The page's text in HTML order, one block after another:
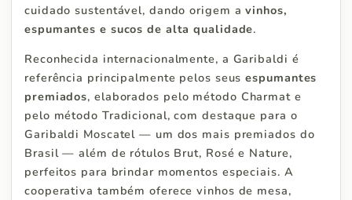
cuidado sustentável, dando origem avinhos,
espumantes e sucos de alta qualidade.
Reconhecida internacionalmente, a Garibaldi é
referência principalmente pelos seusespumantes
premiados, elaborados pelo método Charmat e
pelo método Tradicional, com destaque para o
Garibaldi Moscatel — um dos mais premiados do
Brasil — além de rótulos Brut, Rosé e Nature,
perfeitos para brindar momentos especiais. A
cooperativa também oferece vinhos de mesa,